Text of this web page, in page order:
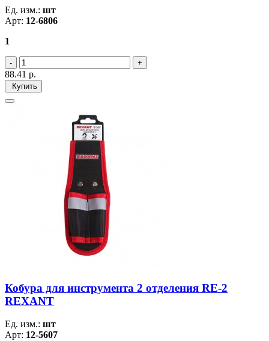
Ед. изм.: шт
Арт: 12-6806
1
88.41 р.
Купить
Кобура для инструмента 2 отделения RE-2
REXANT
Ед. изм.: шт
Арт: 12-5607